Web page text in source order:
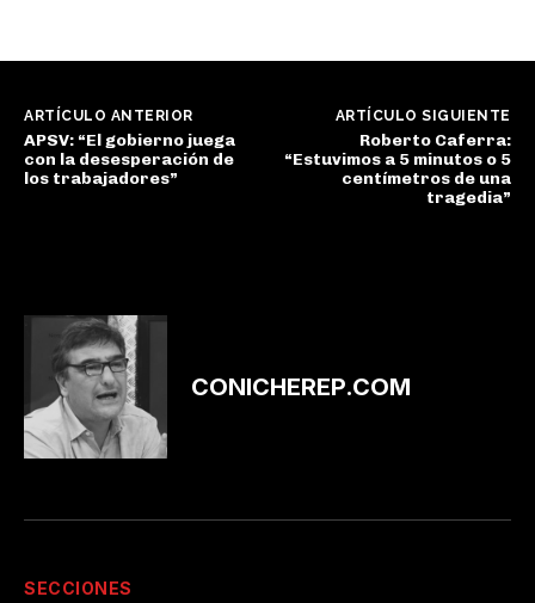
ARTÍCULO ANTERIOR
APSV: “El gobierno juega
con la desesperación de
los trabajadores”
ARTÍCULO SIGUIENTE
Roberto Caferra:
“Estuvimos a 5 minutos o 5
centímetros de una
tragedia”
CONICHEREP.COM
SECCIONES